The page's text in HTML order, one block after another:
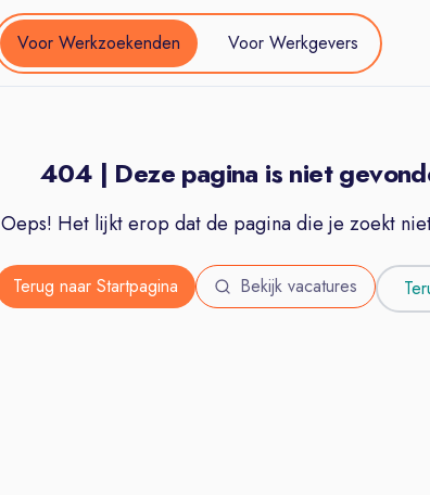
Voor Werkzoekenden Voor Werkgevers
404 | Deze pagina is niet
Oeps! Het lijkt erop dat de pagina die je zoekt
Terug naar Startpagina Bekijk vacatures